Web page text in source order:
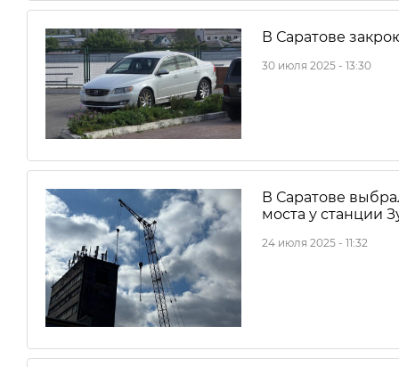
В Саратове
30 июля 2025 - 13:30
В Саратове
моста у станции
24 июля 2025 - 11:32